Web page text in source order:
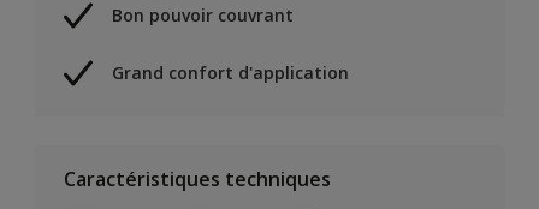
Bon pouvoir couvrant
Grand confort d'application
Caractéristiques techniques